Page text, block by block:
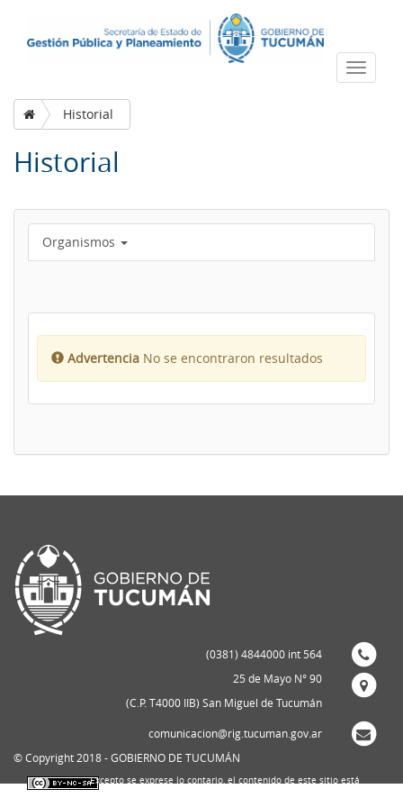
Historial
Historial
Organismos
Advertencia No se encontraron resultados
(0381) 4844000 int 564
25 de Mayo N° 90
(C.P. T4000 IIB) San Miguel de Tucumán
comunicacion@rig.tucuman.gov.ar
© Copyright 2018 - GOBIERNO DE TUCUMÁN
Excepto se exprese lo contario, el contenido de este sitio está
bajo una